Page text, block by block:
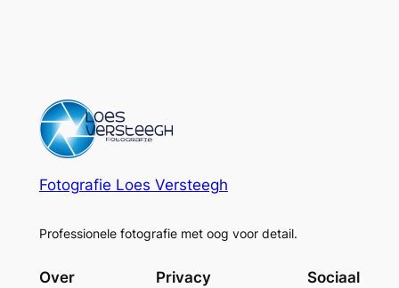
Fotografie Loes Versteegh
Professionele fotografie met oog voor detail.
Over Privacy Sociaal